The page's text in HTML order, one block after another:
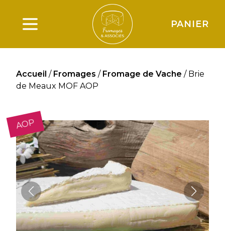
Ouverture du menu principal PANIER
Accueil / Fromages / Fromage de Vache / Brie
de Meaux MOF AOP
AOP